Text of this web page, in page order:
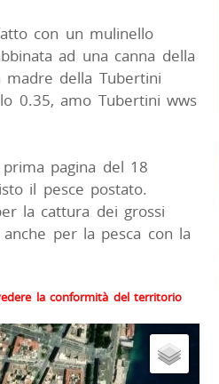
con un mulinello
ad una canna della
madre della Tubertini
0.35, amo Tubertini wws
pagina del 18
il pesce postato.
la cattura dei grossi
per la pesca con la
la conformità del territorio